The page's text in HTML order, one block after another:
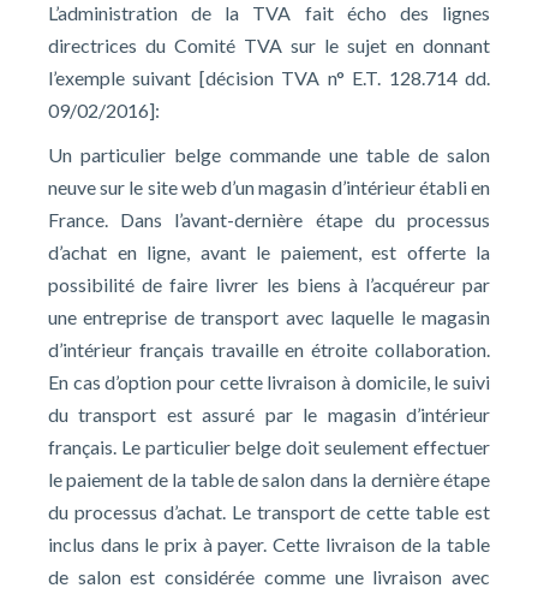
L’administration de la TVA fait écho des lignes
directrices du Comité TVA sur le sujet en donnant
l’exemple suivant [décision TVA n° E.T. 128.714 dd.
09/02/2016]:
Un particulier belge commande une table de salon
neuve sur le site web d’un magasin d’intérieur établi en
France. Dans l’avant-dernière étape du processus
d’achat en ligne, avant le paiement, est offerte la
possibilité de faire livrer les biens à l’acquéreur par
une entreprise de transport avec laquelle le magasin
d’intérieur français travaille en étroite collaboration.
En cas d’option pour cette livraison à domicile, le suivi
du transport est assuré par le magasin d’intérieur
français. Le particulier belge doit seulement effectuer
le paiement de la table de salon dans la dernière étape
du processus d’achat. Le transport de cette table est
inclus dans le prix à payer. Cette livraison de la table
de salon est considérée comme une livraison avec